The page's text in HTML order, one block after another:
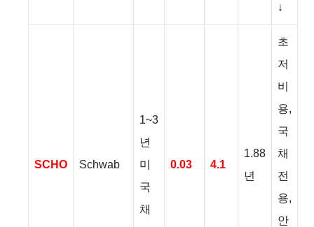
↓
SCHO Schwab
1~3
년
미
국
채
0.03 4.1
1.88
년
초
저
비
용,
국
채
전
용,
안